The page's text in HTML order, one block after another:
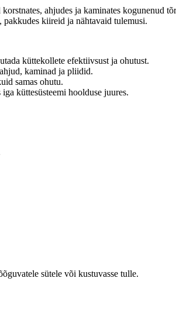
ahjudes ja kaminates kogunenud
pakkudes kiireid ja nähtavaid tulemusi.
küttekollete efektiivsust ja ohutust.
kaminad ja pliidid.
samas ohutu.
küttesüsteemi hoolduse juures.
sütele või kustuvasse tulle.